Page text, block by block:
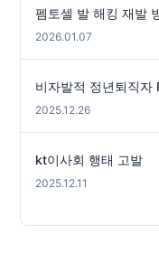
펨토셀 발 해킹 재발
2026.01.07
비자발적 정년퇴직자
2025.12.26
kt이사회 행태 고발
2025.12.11